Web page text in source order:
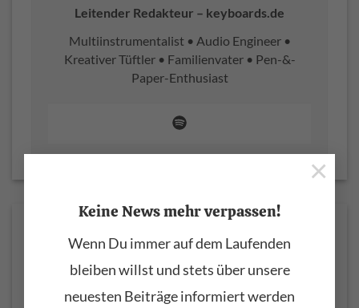
Keine News mehr verpassen!
Wenn Du immer auf dem Laufenden
bleiben willst und stets über unsere
neuesten Beiträge informiert werden
×
Leitender Redakteur – keyboards.de
Multiinstrumentalist • Audio Engineer •
Kreativer Tüftler • Familienvater • Pen-&-
Paper-Enthusiast